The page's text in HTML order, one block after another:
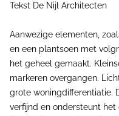
Tekst De Nijl Architecten
Aanwezige elementen,
en een plantsoen met
het geheel gemaakt.
markeren overgangen.
grote woningdifferentiatie.
verfijnd en ondersteunt